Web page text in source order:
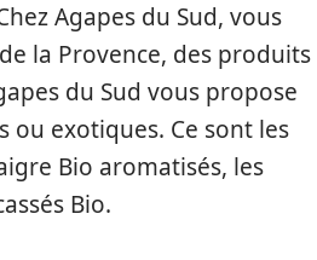
Agapes du Sud, vous
la Provence, des produits
du Sud vous propose
ou exotiques. Ce sont les
Bio aromatisés, les
Bio.